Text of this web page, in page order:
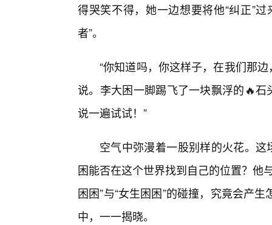
得哭笑不得，她一边想要将他“纠正”
者”。
“你知道吗，你这样子，在我们那
说。李大困一脚踢飞了一块飘浮的🔥石
说一遍试试！”
空气中弥漫着一股别样的火花。这
困能否在这个世界找到自己的位置？他
困困”与“女生困困”的碰撞，究竟会产
中，一一揭晓。